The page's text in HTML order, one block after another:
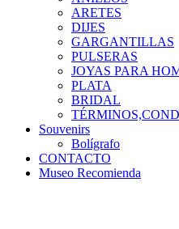
ARETES
DIJES
GARGANTILLAS
PULSERAS
JOYAS PARA
PLATA
BRIDAL
Souvenirs
Bolígrafo
CONTACTO
Museo Recomienda